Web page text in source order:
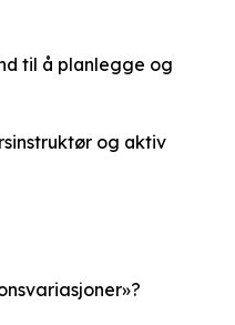
til å planlegge og
og aktiv